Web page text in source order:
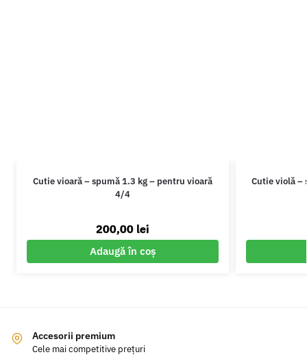
Cutie vioară – spumă 1.3 kg – pentru vioară
4/4
200,00 lei
Adaugă în coș
Cutie violă –
Accesorii premium
Cele mai competitive prețuri